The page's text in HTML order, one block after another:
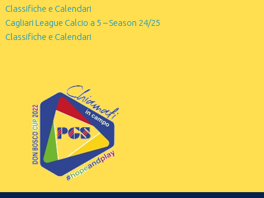
Classifiche e Calendari
Cagliari League Calcio a 5 – Season 24/25
Classifiche e Calendari